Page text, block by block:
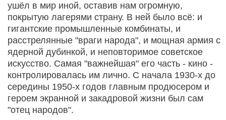
ушёл в мир иной, оставив нам огромную,
покрытую лагерями страну. В ней было всё: и
гигантские промышленные комбинаты, и
расстрелянные "враги народа", и мощная армия с
ядерной дубинкой, и неповторимое советское
искусство. Самая "важнейшая" его часть - кино -
контролировалась им лично. С начала 1930-х до
середины 1950-х годов главным продюсером и
героем экранной и закадровой жизни был сам
"отец народов".